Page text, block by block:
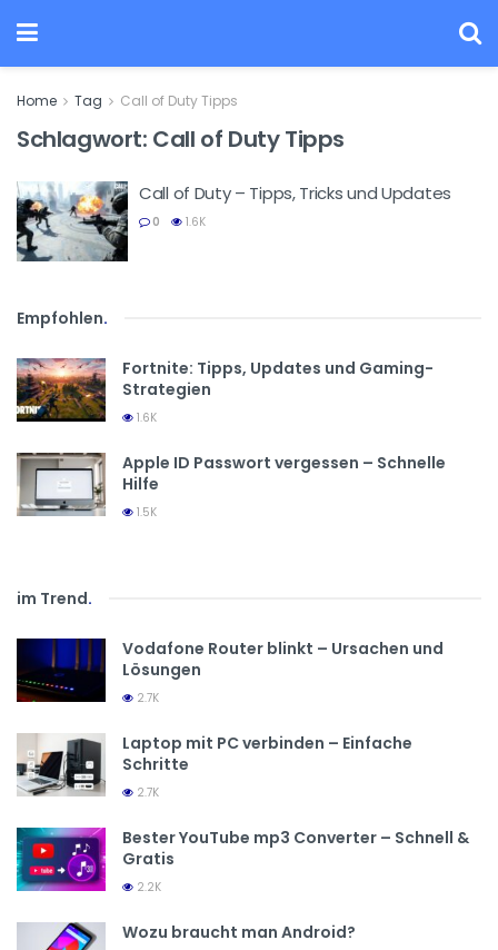
Home Tag Call of Duty Tipps
Schlagwort: Call of Duty Tipps
Call of Duty – Tipps, Tricks und Updates
0 1.6K
Empfohlen.
Fortnite: Tipps, Updates und Gaming-
Strategien
1.6K
Apple ID Passwort vergessen – Schnelle
Hilfe
1.5K
im Trend.
Vodafone Router blinkt – Ursachen und
Lösungen
2.7K
Laptop mit PC verbinden – Einfache
Schritte
2.7K
Bester YouTube mp3 Converter – Schnell &
Gratis
2.2K
Wozu braucht man Android?